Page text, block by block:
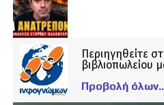
Περιηγηθείτε
βιβλιοπωλείου
Προβολή όλων